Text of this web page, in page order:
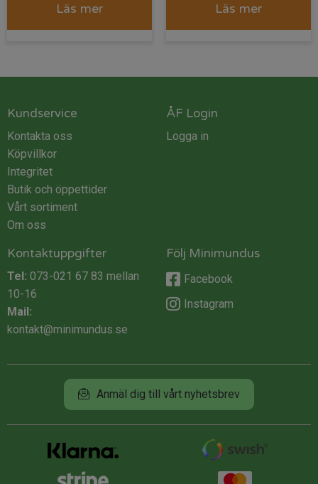
Läs mer Läs mer
Kundservice
Kontakta oss
Köpvillkor
Integritet
Butik och öppettider
Vårt sortiment
Om oss
ÅF Login
Logga in
Kontaktuppgifter
Tel: 073-021 67 83 mellan
10-16
Mail:
kontakt@minimundus.se
Följ Minimundus
Facebook
Instagram
Anmäl dig till vårt nyhetsbrev